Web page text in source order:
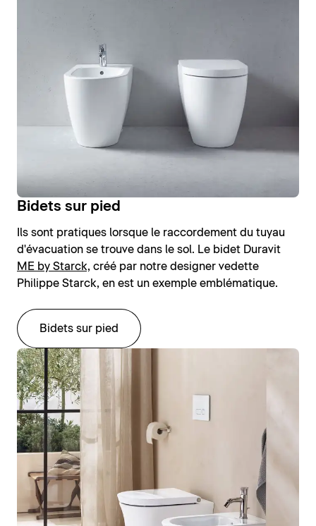
Bidets sur pied
Ils sont pratiques lorsque le raccordement du tuyau
d'évacuation se trouve dans le sol. Le bidet Duravit
ME by Starck, créé par notre designer vedette
Philippe Starck, en est un exemple emblématique.
Bidets sur pied